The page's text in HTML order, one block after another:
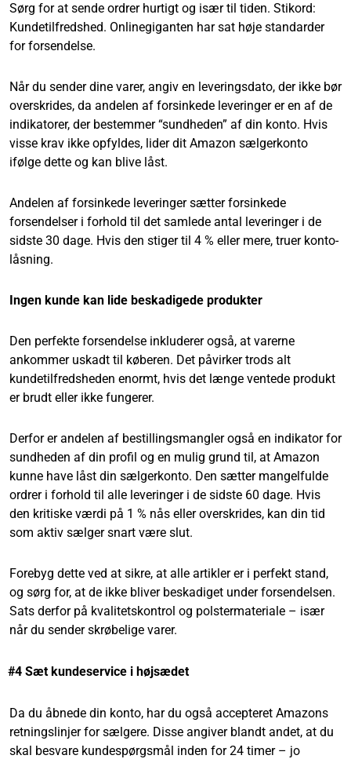
Sørg for at sende ordrer hurtigt og især til tiden. Stikord:
Kundetilfredshed. Onlinegiganten har sat høje standarder
for forsendelse.
Når du sender dine varer, angiv en leveringsdato, der ikke bør
overskrides, da andelen af forsinkede leveringer er en af de
indikatorer, der bestemmer “sundheden” af din konto. Hvis
visse krav ikke opfyldes, lider dit Amazon sælgerkonto
ifølge dette og kan blive låst.
Andelen af forsinkede leveringer sætter forsinkede
forsendelser i forhold til det samlede antal leveringer i de
sidste 30 dage. Hvis den stiger til 4 % eller mere, truer konto-
låsning.
Ingen kunde kan lide beskadigede produkter
Den perfekte forsendelse inkluderer også, at varerne
ankommer uskadt til køberen. Det påvirker trods alt
kundetilfredsheden enormt, hvis det længe ventede produkt
er brudt eller ikke fungerer.
Derfor er andelen af bestillingsmangler også en indikator for
sundheden af din profil og en mulig grund til, at Amazon
kunne have låst din sælgerkonto. Den sætter mangelfulde
ordrer i forhold til alle leveringer i de sidste 60 dage. Hvis
den kritiske værdi på 1 % nås eller overskrides, kan din tid
som aktiv sælger snart være slut.
Forebyg dette ved at sikre, at alle artikler er i perfekt stand,
og sørg for, at de ikke bliver beskadiget under forsendelsen.
Sats derfor på kvalitetskontrol og polstermateriale – især
når du sender skrøbelige varer.
#4 Sæt kundeservice i højsædet
Da du åbnede din konto, har du også accepteret Amazons
retningslinjer for sælgere. Disse angiver blandt andet, at du
skal besvare kundespørgsmål inden for 24 timer – jo